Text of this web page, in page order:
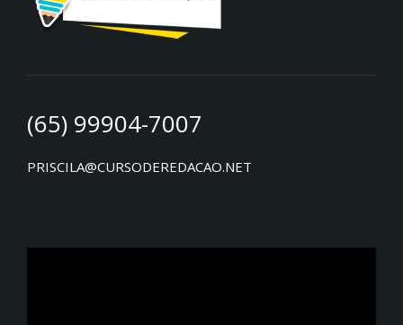
(65) 99904-7007
PRISCILA@CURSODEREDACAO.NET